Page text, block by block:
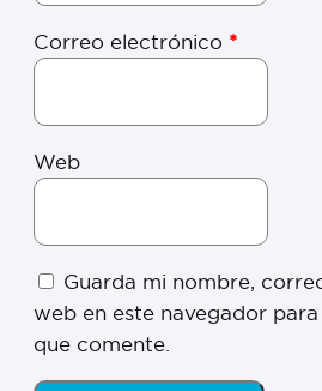
Correo electrónico *
Web
Guarda mi nombre,
web en este navegador
que comente.